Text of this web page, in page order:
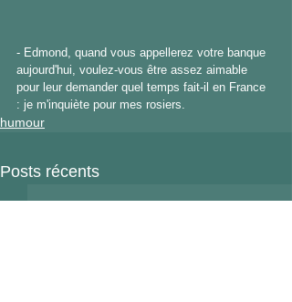
- Edmond, quand vous appellerez votre banque
aujourd'hui, voulez-vous être assez aimable
pour leur demander quel temps fait-il en France
: je m'inquiète pour mes rosiers.
humour
Posts récents